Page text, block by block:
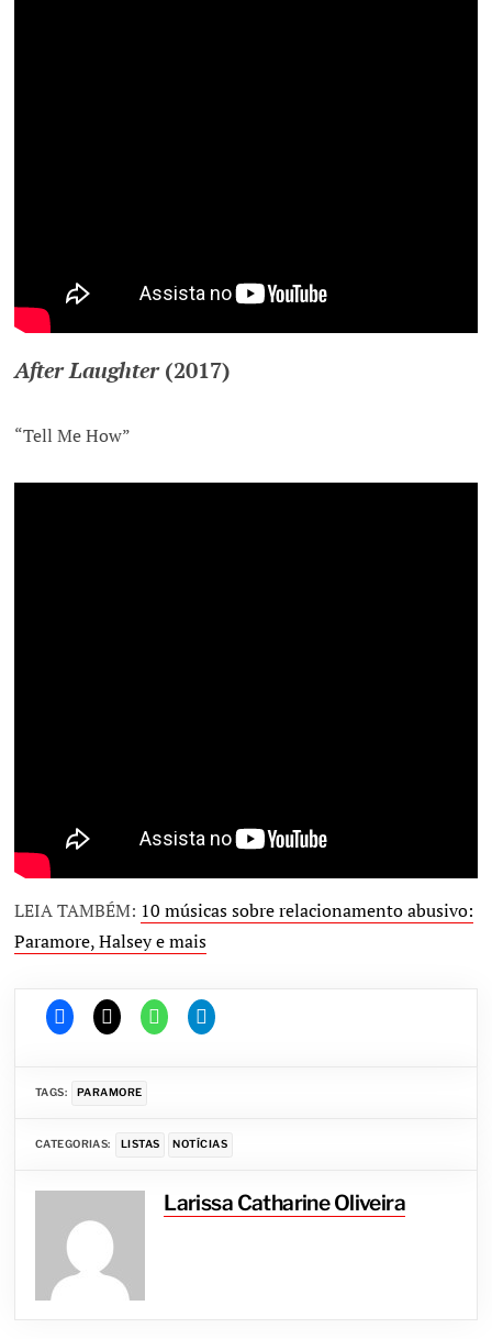
After Laughter(2017)
“Tell Me How”
LEIA TAMBÉM: 10 músicas sobre relacionamento abusivo:
Paramore, Halsey e mais
TAGS: PARAMORE
CATEGORIAS: LISTAS NOTÍCIAS
Larissa Catharine Oliveira